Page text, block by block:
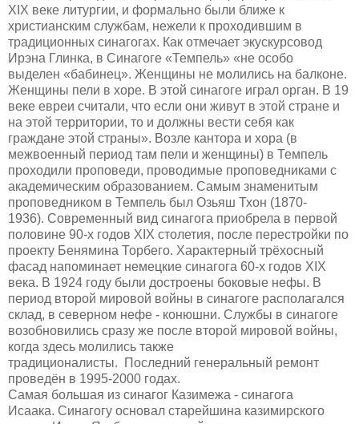
XIX веке литургии, и формально были ближе к
христианским службам, нежели к проходившим в
традиционных синагогах. Как отмечает экускурсовод
Ирэна Глинка, в Синагоге «Темпель» «не особо
выделен «бабинец». Женщины не молились на балконе.
Женщины пели в хоре. В этой синагоге играл орган. В 19
веке евреи считали, что если они живут в этой стране и
на этой территории, то и должны вести себя как
граждане этой страны». Возле кантора и хора (в
межвоенный период там пели и женщины) в Темпель
проходили проповеди, проводимые проповедниками с
академическим образованием. Самым знаменитым
проповедником в Темпель был Озьяш Тхон (1870-
1936). Современный вид синагога приобрела в первой
половине 90-х годов XIX столетия, после перестройки по
проекту Бенямина Торбего. Характерный трёхосный
фасад напоминает немецкие синагога 60-х годов XIX
века. В 1924 году были достроены боковые нефы. В
период второй мировой войны в синагоге располагался
склад, в северном нефе - конюшни. Службы в синагоге
возобновились сразу же после второй мировой войны,
когда здесь молились также
традиционалисты.
Последний генеральный ремонт
проведён в 1995-2000 годах.
Самая большая из синагог Казимежа - синагога
Исаака. Синагогу основал старейшина казимирского